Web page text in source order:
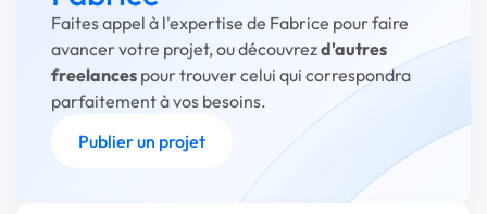
Faites appel à l'expertise de Fabrice pour faire
avancer votre projet, ou découvrezd'autres
freelances pour trouver celui qui correspondra
parfaitement à vos besoins.
Publier un projet